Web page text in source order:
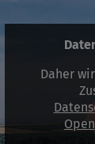
Daher